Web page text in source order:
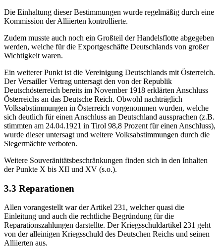
Die Einhaltung dieser Bestimmungen wurde regelmäßig durch eine
Kommission der Alliierten kontrollierte.
Zudem musste auch noch ein Großteil der Handelsflotte abgegeben
werden, welche für die Exportgeschäfte Deutschlands von großer
Wichtigkeit waren.
Ein weiterer Punkt ist die Vereinigung Deutschlands mit Österreich.
Der Versailler Vertrag untersagt den von der Republik
Deutschösterreich bereits im November 1918 erklärten Anschluss
Österreichs an das Deutsche Reich. Obwohl nachträglich
Volksabstimmungen in Österreich vorgenommen wurden, welche
sich deutlich für einen Anschluss an Deutschland aussprachen (z.B.
stimmten am 24.04.1921 in Tirol 98,8 Prozent für einen Anschluss),
wurde dieser untersagt und weitere Volksabstimmungen durch die
Siegermächte verboten.
Weitere Souveränitätsbeschränkungen finden sich in den Inhalten
der Punkte X bis XII und XV (s.o.).
3.3 Reparationen
Allen vorangestellt war der Artikel 231, welcher quasi die
Einleitung und auch die rechtliche Begründung für die
Reparationszahlungen darstellte. Der Kriegsschuldartikel 231 geht
von der alleinigen Kriegsschuld des Deutschen Reichs und seinen
Alliierten aus.